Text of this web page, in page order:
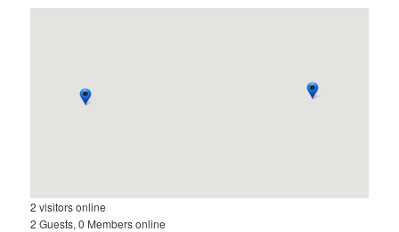
2 visitors online
2 Guests, 0 Members online